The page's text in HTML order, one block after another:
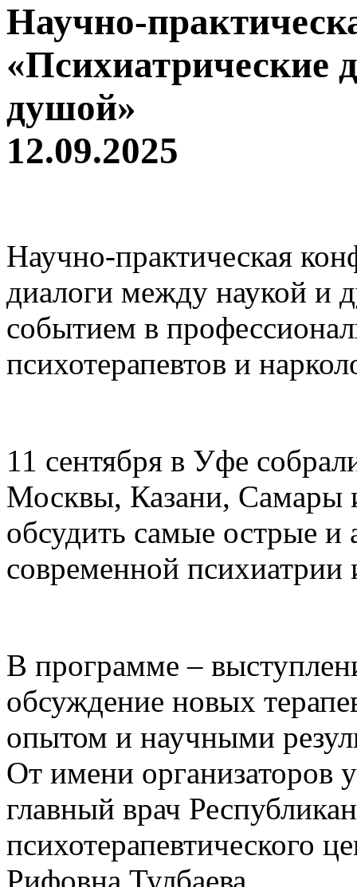
Научно-
«Психиатрические
душой»
12.09.2025
Научно-практическая
диалоги между наукой и
событием в
психотерапевтов и
11 сентября в Уфе
Москвы, Казани, Самары
обсудить самые острые и
современной психиатрии
В программе –
обсуждение новых
опытом и научными
От имени организаторов
главный врач
психотерапевтического
Рифовна Тулбаева.